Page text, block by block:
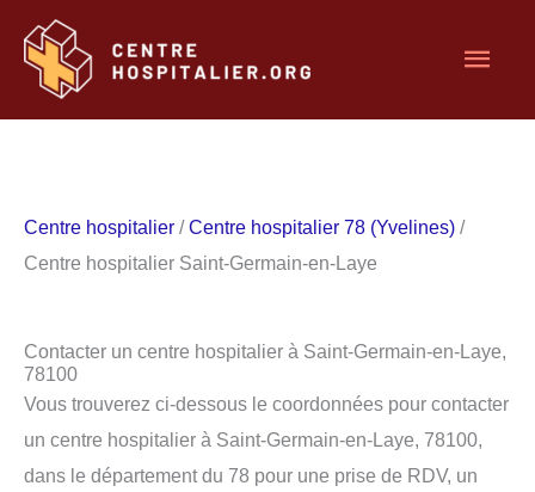
contenu
Centre hospitalier /Centre hospitalier 78 (Yvelines) /
Centre hospitalier Saint-Germain-en-Laye
Contacter un centre hospitalier à Saint-Germain-en-Laye,
78100
Vous trouverez ci-dessous le coordonnées pour contacter
un centre hospitalier à Saint-Germain-en-Laye, 78100,
dans le département du 78 pour une prise de RDV, un